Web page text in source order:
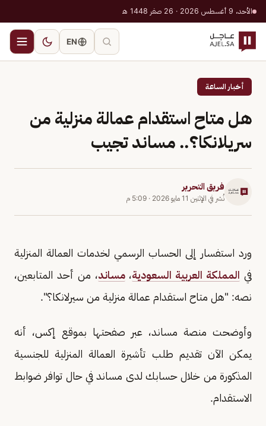
الأحد، 9 أغسطس 2026 · 26 صفر 1448 هـ
EN
أخبار الساعة
هل متاح استقدام عمالة منزلية من
سريلانكا؟.. مساند تجيب
فريق التحرير
نُشر في الإثنين 11 مايو 2026 · 5:09 م
ورد استفسار إلى الحساب الرسمي لخدمات العمالة المنزلية
في المملكة العربية السعودية،مساند، من أحد المتابعين،
نصه: "هل متاح استقدام عمالة منزلية من سيرلانكا؟".
وأوضحت منصة مساند، عبر صفحتها بموقع إكس، أنه
يمكن الآن تقديم طلب تأشيرة العمالة المنزلية للجنسية
المذكورة من خلال حسابك لدى مساند في حال توافر ضوابط
الاستقدام.